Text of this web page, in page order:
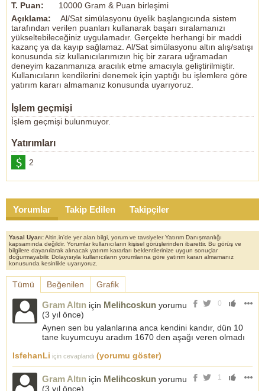
T. Puan:
10000 Gram & Puan birleşimi
Açıklama:
Al/Sat simülasyonu üyelik başlangıcında sistem
tarafından verilen puanları kullanarak başarı sıralamanızı
yükseltebileceğiniz uygulamadır. Gerçekte herhangi bir maddi
kazanç ya da kayıp sağlamaz. Al/Sat simülasyonu altın alış/satışı
konusunda siz kullanıcılarımızın hiç bir zarara uğramadan
deneyim kazanmanıza aracılık etme amacıyla geliştirilmiştir.
Kullanıcıların kendilerini denemek için yaptığı bu işlemlere göre
yatırım kararı almamanız konusunda uyarıyoruz.
İşlem geçmişi
İşlem geçmişi bulunmuyor.
Yatırımları
2
Yorumlar Takip Edilen Takipçiler
Yasal Uyarı:Altin.in'de yer alan bilgi, yorum ve tavsiyeler Yatırım Danışmanlığı
kapsamında değildir. Yorumlar kullanıcıların kişisel görüşlerinden ibarettir. Bu görüş ve
bilgilere dayanılarak alınacak yatırım kararları beklentilerinize uygun sonuçlar
doğurmayabilir. Dolayısıyla kullanıcıların yorumlarına göre yatırım kararı almamanız
konusunda kesinlikle uyarıyoruz.
Tümü Beğenilen Grafik
0
Gram Altın için Melihcoskun yorumu
(3 yıl önce)
Aynen sen bu yalanlarına anca kendini kandır, dün 10
tane kuyumcuyu aradım 1670 den aşağı veren olmadı
IsfehanLi için cevaplandı (yorumu göster)
1
Gram Altın için Melihcoskun yorumu
(3 yıl önce)